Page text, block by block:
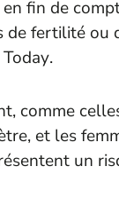
fin de
fertilité ou
.
comme
et les
un